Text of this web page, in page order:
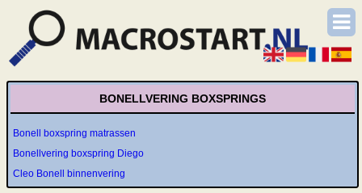
BONELLVERING BOXSPRINGS
Bonell boxspring matrassen
Bonellvering boxspring Diego
Cleo Bonell binnenvering